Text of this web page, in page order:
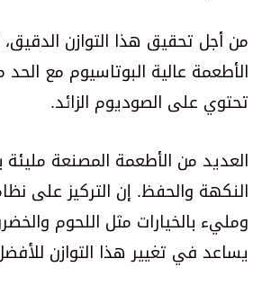
من أجل تحقيق هذا التوازن الدقيق،
الأطعمة عالية البوتاسيوم مع
تحتوي على الصوديوم الزائد.
العديد من الأطعمة المصنعة مليئة
النكهة والحفظ. إن التركيز على
ومليء بالخيارات مثل اللحوم
يساعد في تغيير هذا التوازن